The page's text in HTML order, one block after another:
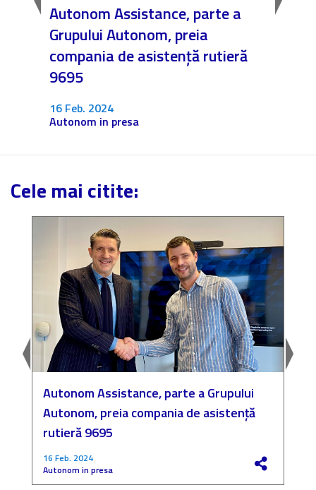
Autonom Assistance, parte a
Grupului Autonom, preia
compania de asistență rutieră
9695
16 Feb. 2024
Autonom in presa
Cele mai citite:
Autonom Assistance, parte a Grupului
Autonom, preia compania de asistență
rutieră 9695
16 Feb. 2024
Autonom in presa